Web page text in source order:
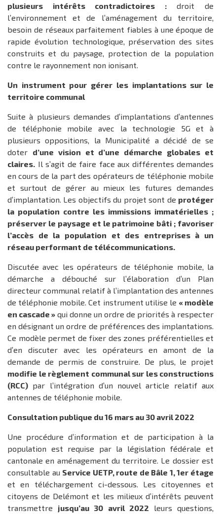
plusieurs intérêts contradictoires :droit de
l’environnement et de l’aménagement du territoire,
besoin de réseaux parfaitement fiables à une époque de
rapide évolution technologique, préservation des sites
construits et du paysage, protection de la population
contre le rayonnement non ionisant.
Un instrument pour gérer les implantations sur le
territoire communal
Suite à plusieurs demandes d’implantations d’antennes
de téléphonie mobile avec la technologie 5G et à
plusieurs oppositions, la Municipalité a décidé de se
doter d’une vision et d’une démarche globales et
claires. Il s’agit de faire face aux différentes demandes
en cours de la part des opérateurs de téléphonie mobile
et surtout de gérer au mieux les futures demandes
d’implantation. Les objectifs du projet sont de protéger
la population contre les immissions immatérielles ;
préserver le paysage et le patrimoine bâti ; favoriser
l’accès de la population et des entreprises à un
réseau performant de télécommunications.
Discutée avec les opérateurs de téléphonie mobile, la
démarche a débouché sur l’élaboration d’un Plan
directeur communal relatif à l’implantation des antennes
de téléphonie mobile. Cet instrument utilise le « modèle
en cascade » qui donne un ordre de priorités à respecter
en désignant un ordre de préférences des implantations.
Ce modèle permet de fixer des zones préférentielles et
d’en discuter avec les opérateurs en amont de la
demande de permis de construire. De plus, le projet
modifie le règlement communal sur les constructions
(RCC) par l’intégration d’un nouvel article relatif aux
antennes de téléphonie mobile.
Consultation publique du 16 mars au 30 avril 2022
Une procédure d’information et de participation à la
population est requise par la législation fédérale et
cantonale en aménagement du territoire. Le dossier est
consultable au Service UETP, route de Bâle 1, 1er étage
et en téléchargement ci-dessous. Les citoyennes et
citoyens de Delémont et les milieux d’intérêts peuvent
transmettre jusqu’au 30 avril 2022 leurs questions,